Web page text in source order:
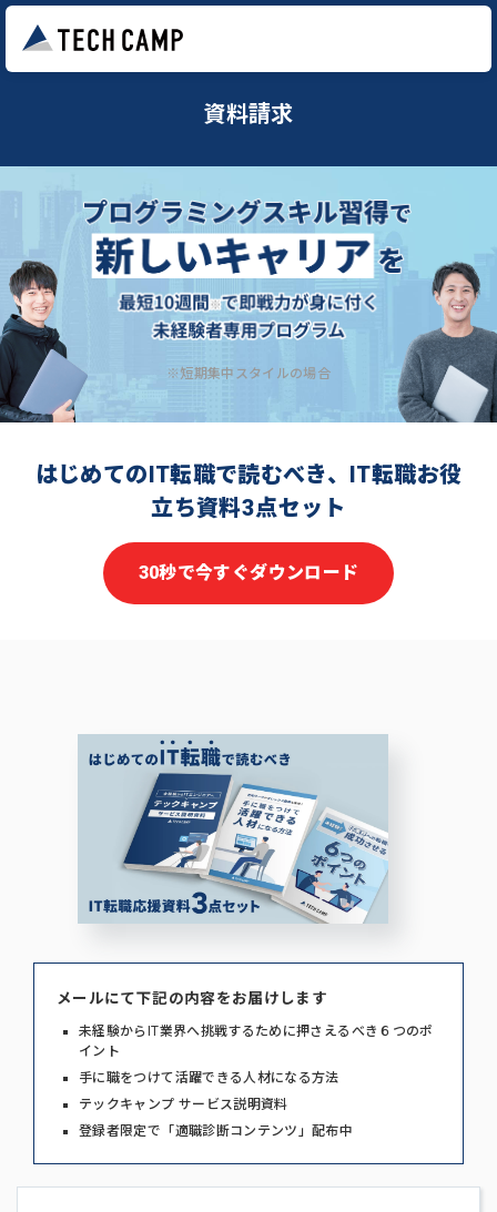
資料請求
※短期集中スタイルの場合
はじめてのIT転職で読むべき、IT転職お役
立ち資料3点セット
30秒で今すぐダウンロード
メールにて下記の内容をお届けします
未経験からIT業界へ挑戦するために押さえるべき６つのポ
イント
手に職をつけて活躍できる人材になる方法
テックキャンプ サービス説明資料
登録者限定で「適職診断コンテンツ」配布中